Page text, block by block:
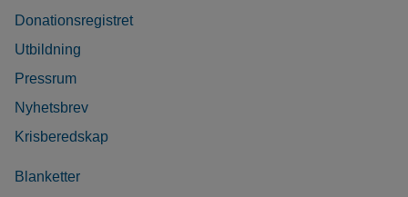
Donationsregistret
Utbildning
Pressrum
Nyhetsbrev
Krisberedskap
Blanketter